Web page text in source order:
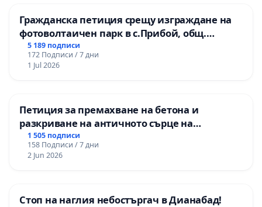
Гражданска петиция срещу изграждане на
фотоволтаичен парк в с.Прибой, общ.
Радомир
5 189 подписи
172 Подписи / 7 дни
1 Jul 2026
Петиция за премахване на бетона и
разкриване на античното сърце на
Могиланската могила във Враца
1 505 подписи
158 Подписи / 7 дни
2 Jun 2026
Стоп на наглия небостъргач в Дианабад!